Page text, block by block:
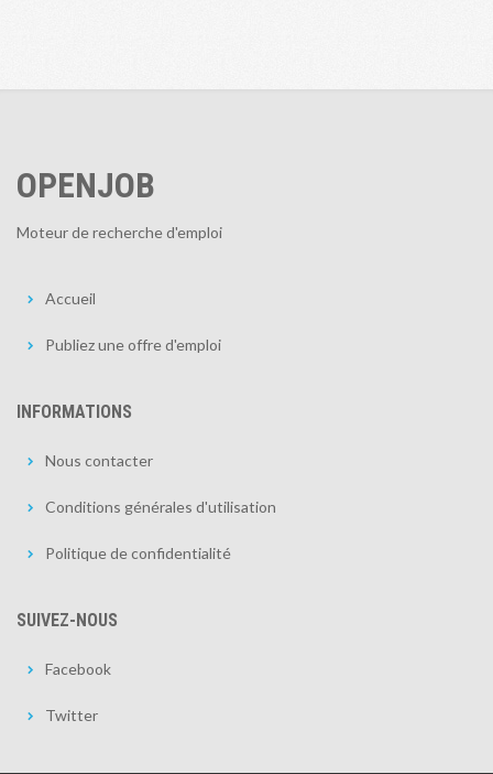
OPENJOB
Moteur de recherche d'emploi
Accueil
Publiez une offre d'emploi
INFORMATIONS
Nous contacter
Conditions générales d'utilisation
Politique de confidentialité
SUIVEZ-NOUS
Facebook
Twitter